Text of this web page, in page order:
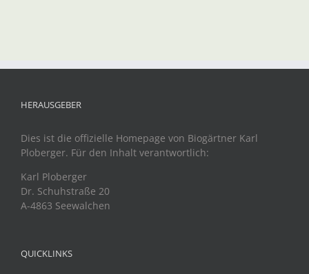
HERAUSGEBER
Dies ist die offizielle Homepage von Biogärtner Karl
Ploberger. Für den Inhalt verantwortlich:
Karl Ploberger
Dr. Schuhstraße 20
A-4863 Seewalchen
QUICKLINKS